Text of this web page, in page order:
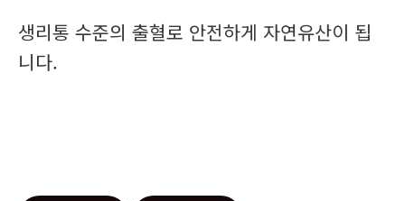
생리통 수준의 출혈로 안전하게 자연유산이 됩
니다.